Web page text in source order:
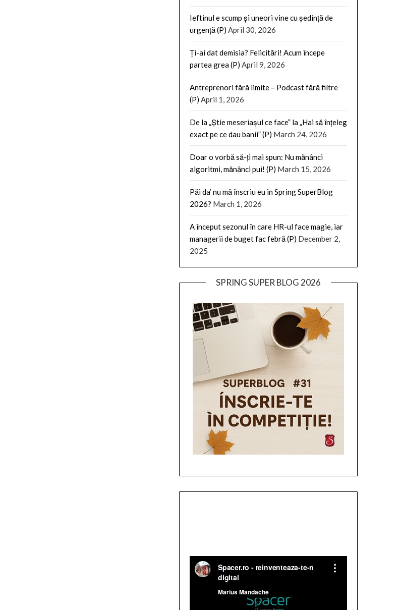
Ieftinul e scump și uneori vine cu ședință de
urgență (P) April 30, 2026
Ți-ai dat demisia? Felicitări! Acum începe
partea grea (P) April 9, 2026
Antreprenori fără limite – Podcast fără filtre
(P) April 1, 2026
De la „Știe meseriașul ce face” la „Hai să înțeleg
exact pe ce dau banii” (P) March 24, 2026
Doar o vorbă să-ți mai spun: Nu mănânci
algoritmi, mănânci pui! (P) March 15, 2026
Păi da’ nu mă înscriu eu in Spring SuperBlog
2026? March 1, 2026
A început sezonul în care HR-ul face magie, iar
managerii de buget fac febră (P) December 2,
2025
SPRING SUPER BLOG 2026